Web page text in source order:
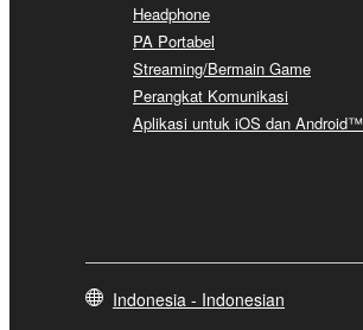
Headphone
PA Portabel
Streaming/Bermain Game
Perangkat Komunikasi
Aplikasi untuk iOS dan Android™
Indonesia - Indonesian